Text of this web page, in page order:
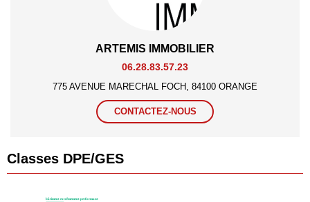
ARTEMIS IMMOBILIER
06.28.83.57.23
775 AVENUE MARECHAL FOCH, 84100 ORANGE
CONTACTEZ-NOUS
Classes DPE/GES